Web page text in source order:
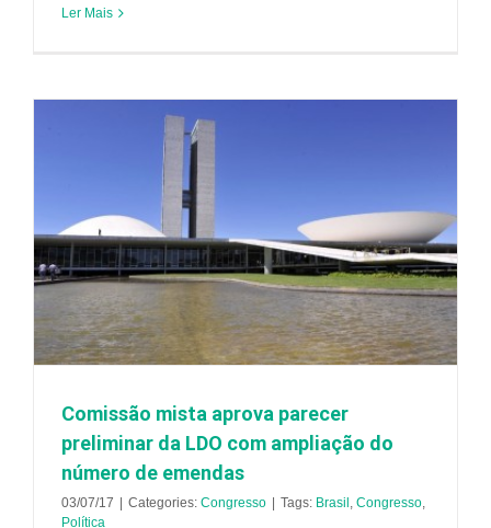
Ler Mais
Comissão mista aprova parecer
preliminar da LDO com ampliação do
número de emendas
03/07/17 Categories: Congresso Tags: Brasil , Congresso,
Política